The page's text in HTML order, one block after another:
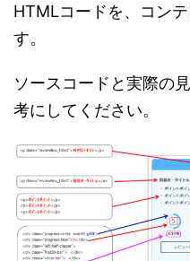
HTMLコードを、コン
す。
ソースコードと実際の
考にしてください。